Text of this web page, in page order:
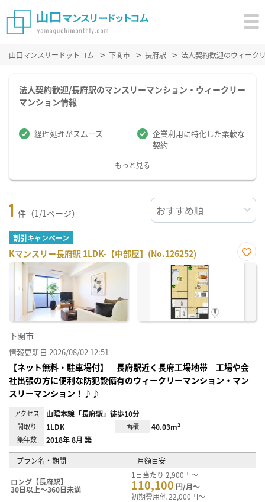
山口マンスリードットコム 下関市 長府駅 法人契約歓迎のウィーク
法人契約歓迎/長府駅のマンスリーマンション・ウィークリー
マンション情報
経理処理がスムーズ
企業利用に特化した柔軟な
契約
もっと見る
1 件（1/1ページ）
割引キャンペーン
Kマンスリー長府駅 1LDK-【中部屋】(No.126252)
お気
下関市
情報更新日 2026/08/02 12:51
【ネット無料・駐車場付】 長府駅近く長府工場地帯 工場や会
社出張の方に便利な防犯設備有のウィークリーマンション・マン
スリーマンション！♪♪
アクセス 山陽本線「長府駅」徒歩10分
間取り 1LDK 面積 40.03m²
築年数 2018年 8月 築
プラン名・期間 月額目安
ロング【長府駅】
30日以上～360日未満
1日当たり 2,900円～
110,100 円/月～
初期費用他 22,000円～